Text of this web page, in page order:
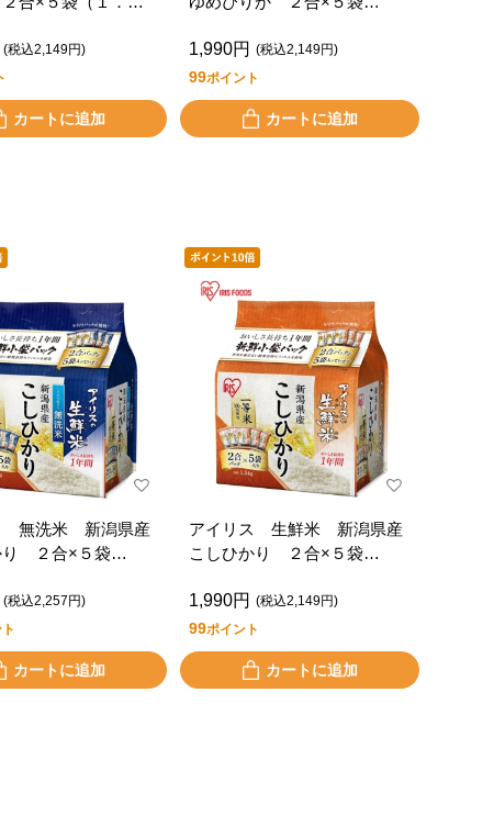
(税込2,149円)
カートに追加
1,990円 (税込2,149円)
99ポイント
カートに追加
無洗米 新潟県産
り ２合×５袋
(税込2,257円)
カートに追加
アイリス 生鮮米 新潟県産
こしひかり ２合×５袋
1,990円 (税込2,149円)
99ポイント
カートに追加